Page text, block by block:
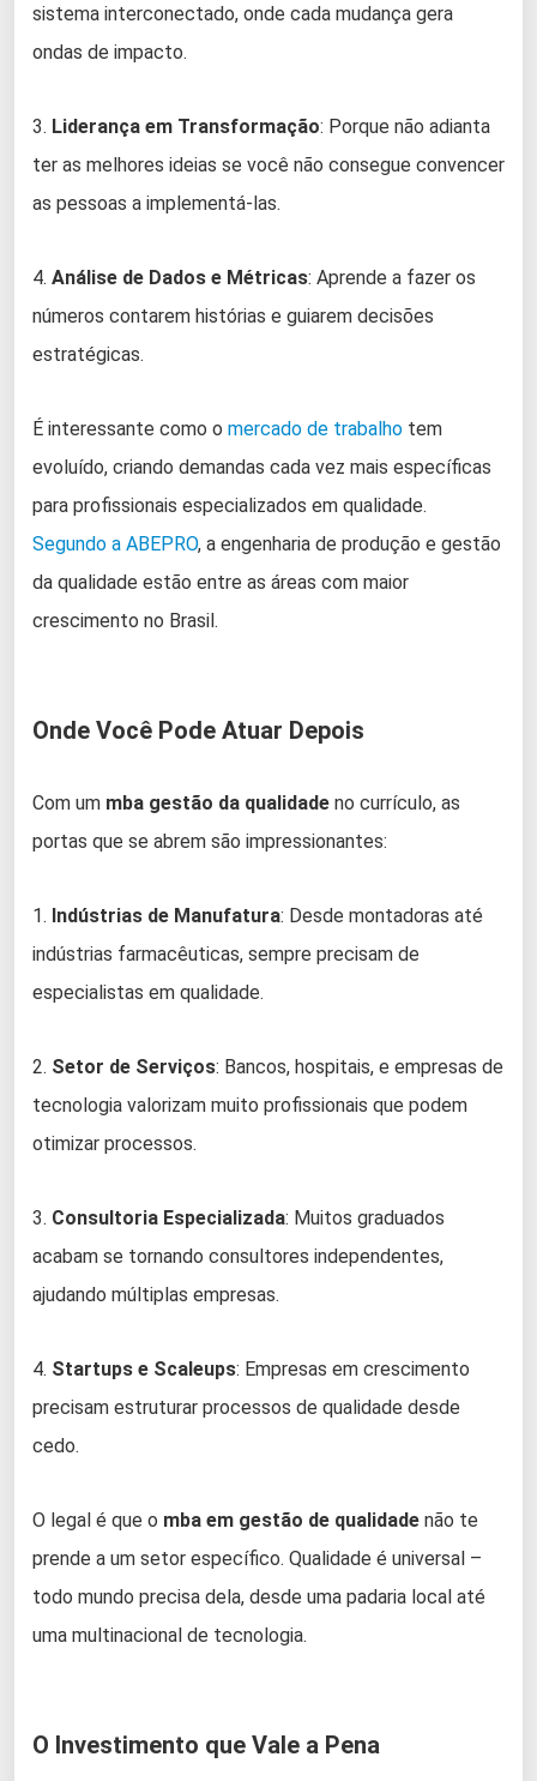
sistema interconectado, onde cada mudança gera
ondas de impacto.
3. Liderança em Transformação: Porque não adianta
ter as melhores ideias se você não consegue convencer
as pessoas a implementá-las.
4. Análise de Dados e Métricas: Aprende a fazer os
números contarem histórias e guiarem decisões
estratégicas.
É interessante como o mercado de trabalho tem
evoluído, criando demandas cada vez mais específicas
para profissionais especializados em qualidade.
Segundo a ABEPRO, a engenharia de produção e gestão
da qualidade estão entre as áreas com maior
crescimento no Brasil.
Onde Você Pode Atuar Depois
Com um mba gestão da qualidade no currículo, as
portas que se abrem são impressionantes:
1. Indústrias de Manufatura: Desde montadoras até
indústrias farmacêuticas, sempre precisam de
especialistas em qualidade.
2. Setor de Serviços: Bancos, hospitais, e empresas de
tecnologia valorizam muito profissionais que podem
otimizar processos.
3. Consultoria Especializada: Muitos graduados
acabam se tornando consultores independentes,
ajudando múltiplas empresas.
4. Startups e Scaleups: Empresas em crescimento
precisam estruturar processos de qualidade desde
cedo.
O legal é que o mba em gestão de qualidade não te
prende a um setor específico. Qualidade é universal –
todo mundo precisa dela, desde uma padaria local até
uma multinacional de tecnologia.
O Investimento que Vale a Pena